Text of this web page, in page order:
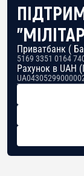
Приватбанк (
5169 3351 0164
Рахунок в UAH